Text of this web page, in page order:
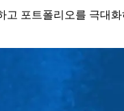
고 포트폴리오를 극대